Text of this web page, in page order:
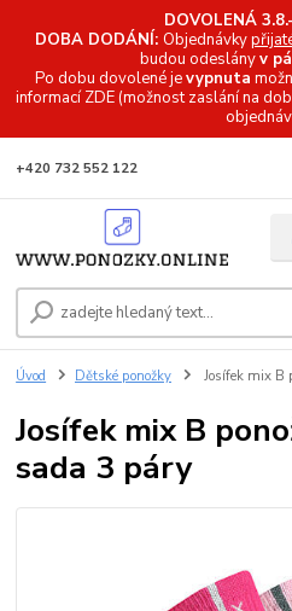
DOVOLENÁ
DOBA DODÁNÍ: Objednávky
budou odeslányv
Po dobu dovolené jevypnuta
informacíZDE (možnost zaslání na
+420 732 552 122
Úvod Dětské ponožky Josífek mix B
Josífek mix B
sada 3 páry